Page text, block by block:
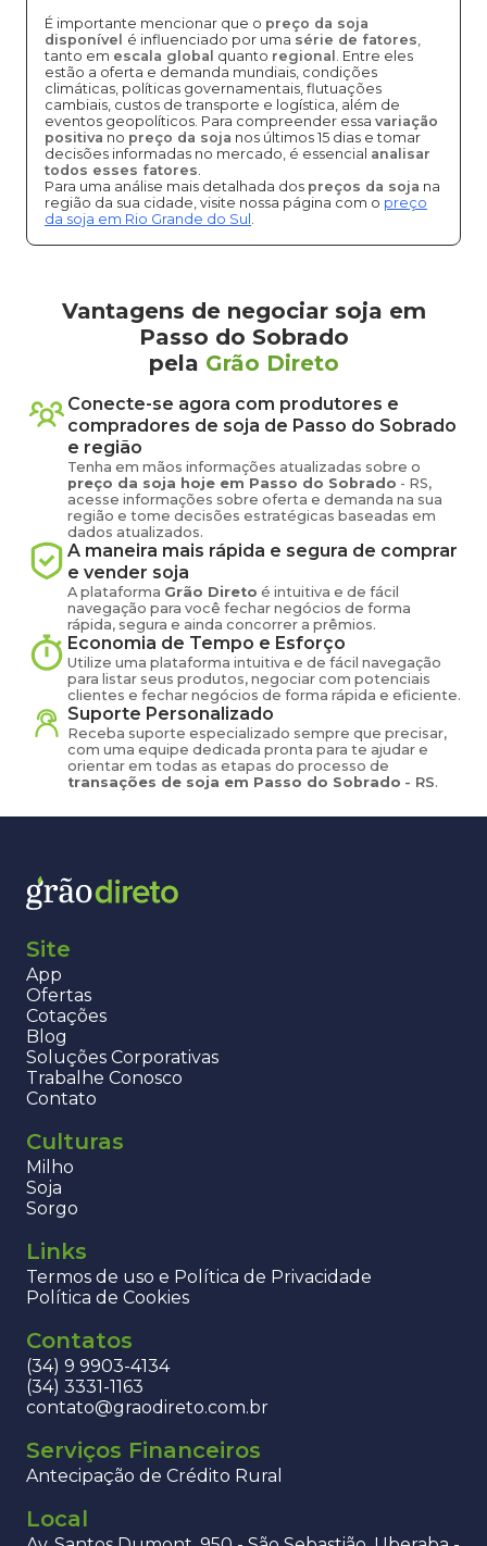
É importante mencionar que o preço da soja
disponível é influenciado por uma série de fatores,
tanto em escala global quanto regional . Entre eles
estão a oferta e demanda mundiais, condições
climáticas, políticas governamentais, flutuações
cambiais, custos de transporte e logística, além de
eventos geopolíticos. Para compreender essa variação
positiva no preço da soja nos últimos 15 dias e tomar
decisões informadas no mercado, é essencial analisar
todos esses fatores.
Para uma análise mais detalhada dos preços da soja na
região da sua cidade, visite nossa página com o preço
da soja em Rio Grande do Sul .
Vantagens de negociar soja em
Passo do Sobrado
pela Grão Direto
Conecte-se agora com produtores e
compradores de soja de Passo do Sobrado
e região
Tenha em mãos informações atualizadas sobre o
preço da soja hoje em Passo do Sobrado - RS,
acesse informações sobre oferta e demanda na sua
região e tome decisões estratégicas baseadas em
dados atualizados.
A maneira mais rápida e segura de comprar
e vender soja
A plataforma Grão Direto é intuitiva e de fácil
navegação para você fechar negócios de forma
rápida, segura e ainda concorrer a prêmios.
Economia de Tempo e Esforço
Utilize uma plataforma intuitiva e de fácil navegação
para listar seus produtos, negociar com potenciais
clientes e fechar negócios de forma rápida e eficiente.
Suporte Personalizado
Receba suporte especializado sempre que precisar,
com uma equipe dedicada pronta para te ajudar e
orientar em todas as etapas do processo de
transações de soja em Passo do Sobrado - RS.
Site
App
Ofertas
Cotações
Blog
Soluções Corporativas
Trabalhe Conosco
Contato
Culturas
Milho
Soja
Sorgo
Links
Termos de uso e Política de Privacidade
Política de Cookies
Contatos
(34) 9 9903-4134
(34) 3331-1163
contato@graodireto.com.br
Serviços Financeiros
Antecipação de Crédito Rural
Local